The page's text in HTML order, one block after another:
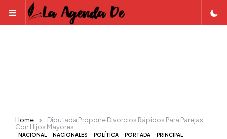
Menu
NACIONAL NACIONALES POLÍTICA PORTADA
PRINCIPAL
Home
Diputada Propone Divorcios Rápidos Para Parejas
Con Hijos Mayores